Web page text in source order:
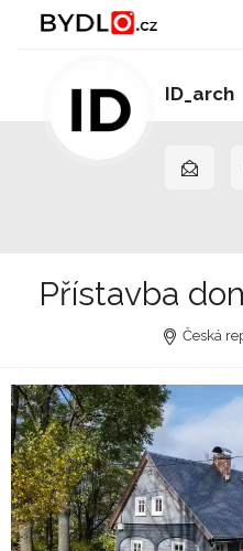
ID_arch
Přístavba
Česká